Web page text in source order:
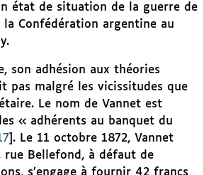
état de situation de la guerre de
la Confédération argentine au
son adhésion aux théories
pas malgré les vicissitudes que
Le nom de Vannet est
« adhérents au banquet du
. Le 11 octobre 1872, Vannet
rue Bellefond, à défaut de